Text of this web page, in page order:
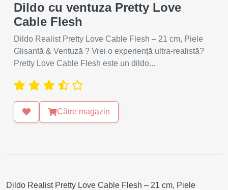
Dildo cu ventuza Pretty Love
Cable Flesh
Dildo Realist Pretty Love Cable Flesh – 21 cm, Piele
Glisantă & Ventuză ? Vrei o experiență ultra-realistă?
Pretty Love Cable Flesh este un dildo...
Către magazin
Dildo Realist Pretty Love Cable Flesh – 21 cm, Piele